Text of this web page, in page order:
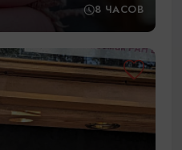
8 ЧАСОВ